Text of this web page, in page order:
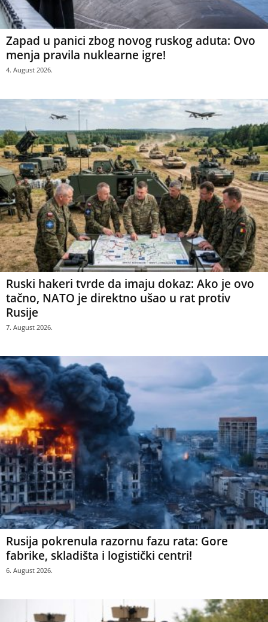
Zapad u panici zbog novog ruskog aduta: Ovo
menja pravila nuklearne igre!
4. August 2026.
Ruski hakeri tvrde da imaju dokaz: Ako je ovo
tačno, NATO je direktno ušao u rat protiv
Rusije
7. August 2026.
Rusija pokrenula razornu fazu rata: Gore
fabrike, skladišta i logistički centri!
6. August 2026.